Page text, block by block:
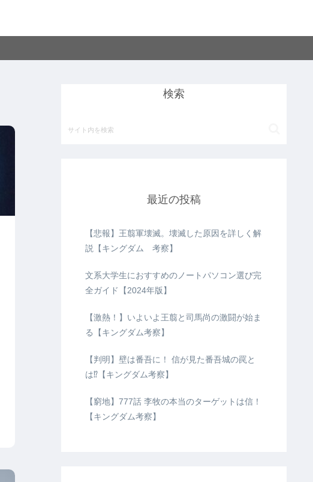
検索
最近の投稿
【悲報】王翦軍壊滅。壊滅した原因を詳しく解
説【キングダム 考察】
文系大学生におすすめのノートパソコン選び完
全ガイド【2024年版】
【激熱！】いよいよ王翦と司馬尚の激闘が始ま
る【キングダム考察】
【判明】壁は番吾に！ 信が見た番吾城の罠と
は⁉【キングダム考察】
【窮地】777話 李牧の本当のターゲットは信！
【キングダム考察】